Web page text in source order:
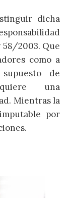
dicha
58/2003. Que
como a
de
una
Mientras la
por